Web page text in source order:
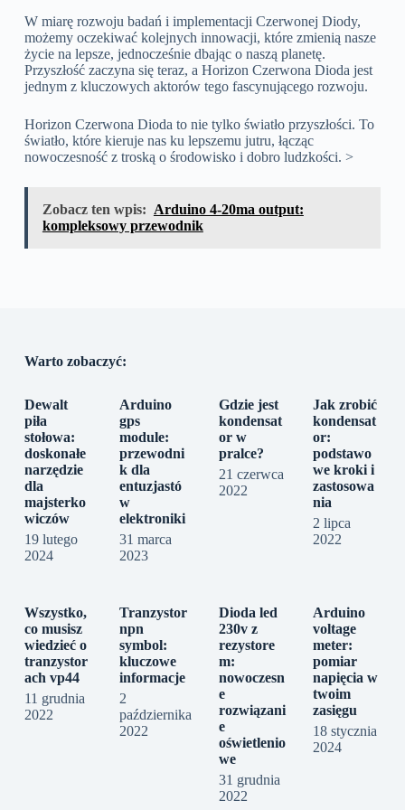
W miarę rozwoju badań i implementacji Czerwonej Diody,
możemy oczekiwać kolejnych innowacji, które zmienią nasze
życie na lepsze, jednocześnie dbając o naszą planetę.
Przyszłość zaczyna się teraz, a Horizon Czerwona Dioda jest
jednym z kluczowych aktorów tego fascynującego rozwoju.
Horizon Czerwona Dioda to nie tylko światło przyszłości. To
światło, które kieruje nas ku lepszemu jutru, łącząc
nowoczesność z troską o środowisko i dobro ludzkości. >
Zobacz ten wpis: Arduino 4-20ma output:
kompleksowy przewodnik
Warto zobaczyć:
Dewalt
piła
stołowa:
doskonałe
narzędzie
dla
majsterko
wiczów
19 lutego
2024
Arduino
gps
module:
przewodni
k dla
entuzjastó
w
elektroniki
31 marca
2023
Gdzie jest
kondensat
or w
pralce?
21 czerwca
2022
Jak zrobić
kondensat
or:
podstawo
we kroki i
zastosowa
nia
2 lipca
2022
Wszystko,
co musisz
wiedzieć o
tranzystor
ach vp44
11 grudnia
2022
Tranzystor
npn
symbol:
kluczowe
informacje
2
października
2022
Dioda led
230v z
rezystore
m:
nowoczesn
e
rozwiązani
e
oświetlenio
we
31 grudnia
2022
Arduino
voltage
meter:
pomiar
napięcia w
twoim
zasięgu
18 stycznia
2024